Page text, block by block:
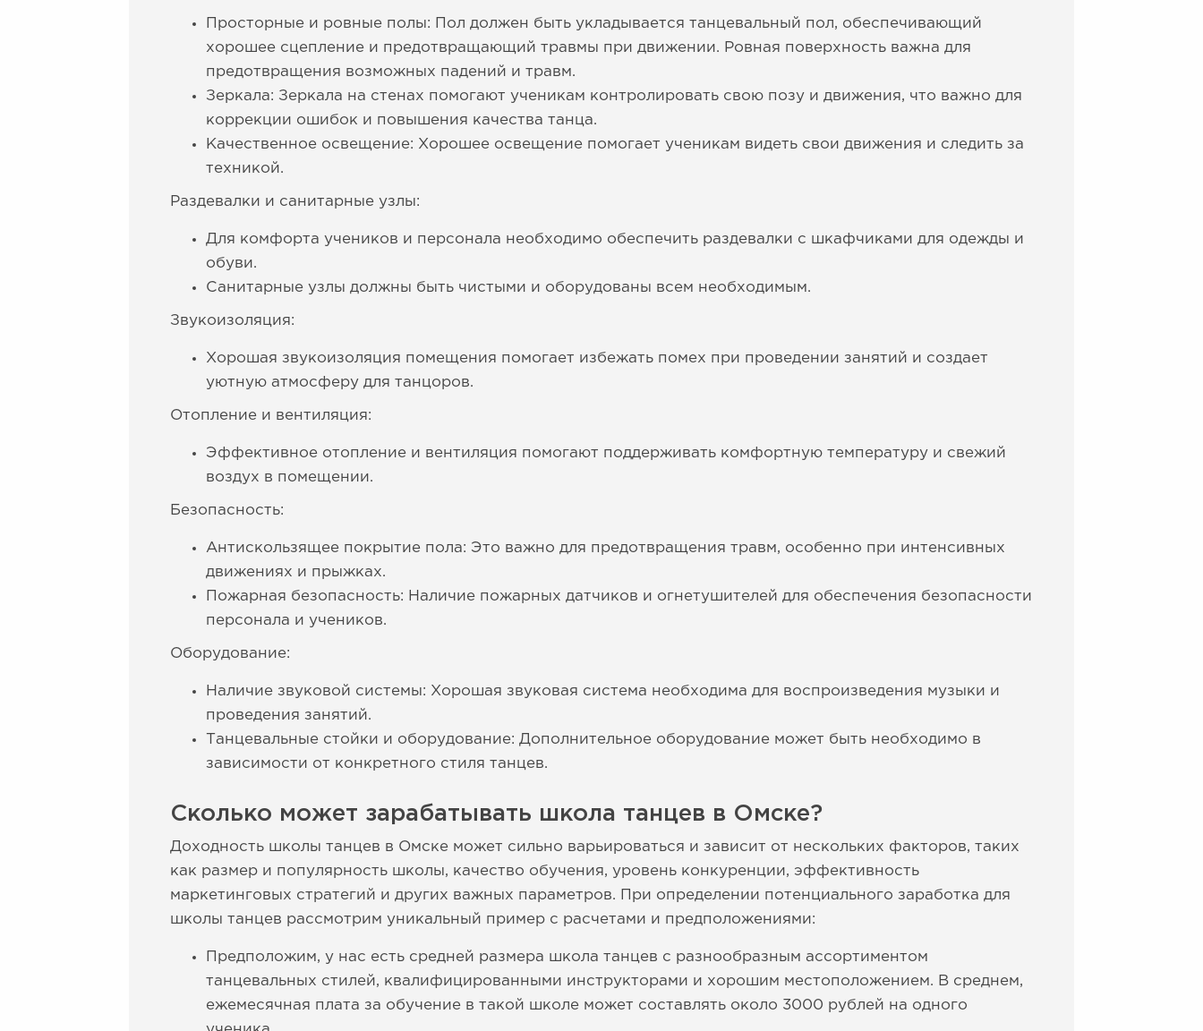
Просторные и ровные полы: Пол должен быть укладывается танцевальный пол, обеспечивающий
хорошее сцепление и предотвращающий травмы при движении. Ровная поверхность важна для
предотвращения возможных падений и травм.
Зеркала: Зеркала на стенах помогают ученикам контролировать свою позу и движения, что важно для
коррекции ошибок и повышения качества танца.
Качественное освещение: Хорошее освещение помогает ученикам видеть свои движения и следить за
техникой.
Раздевалки и санитарные узлы:
Для комфорта учеников и персонала необходимо обеспечить раздевалки с шкафчиками для одежды и
обуви.
Санитарные узлы должны быть чистыми и оборудованы всем необходимым.
Звукоизоляция:
Хорошая звукоизоляция помещения помогает избежать помех при проведении занятий и создает
уютную атмосферу для танцоров.
Отопление и вентиляция:
Эффективное отопление и вентиляция помогают поддерживать комфортную температуру и свежий
воздух в помещении.
Безопасность:
Антискользящее покрытие пола: Это важно для предотвращения травм, особенно при интенсивных
движениях и прыжках.
Пожарная безопасность: Наличие пожарных датчиков и огнетушителей для обеспечения безопасности
персонала и учеников.
Оборудование:
Наличие звуковой системы: Хорошая звуковая система необходима для воспроизведения музыки и
проведения занятий.
Танцевальные стойки и оборудование: Дополнительное оборудование может быть необходимо в
зависимости от конкретного стиля танцев.
Сколько может зарабатывать школа танцев в Омске?
Доходность школы танцев в Омске может сильно варьироваться и зависит от нескольких факторов, таких
как размер и популярность школы, качество обучения, уровень конкуренции, эффективность
маркетинговых стратегий и других важных параметров. При определении потенциального заработка для
школы танцев рассмотрим уникальный пример с расчетами и предположениями:
Предположим, у нас есть средней размера школа танцев с разнообразным ассортиментом
танцевальных стилей, квалифицированными инструкторами и хорошим местоположением. В среднем,
ежемесячная плата за обучение в такой школе может составлять около 3000 рублей на одного